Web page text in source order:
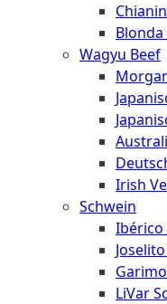
Wagyu Beef
Irish
Schwein
Ibérico
LiVar